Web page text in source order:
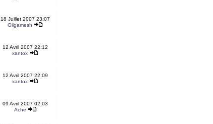
18 Juillet 2007 23:07
Gilgamesh
12 Avril 2007 22:12
xantox
12 Avril 2007 22:09
xantox
09 Avril 2007 02:03
Ache